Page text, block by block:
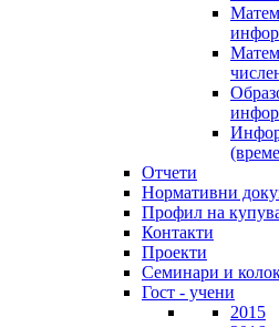
Отчети
Нормативни
Профил на
Контакти
Проекти
Семинари и
Гост - учени
2015